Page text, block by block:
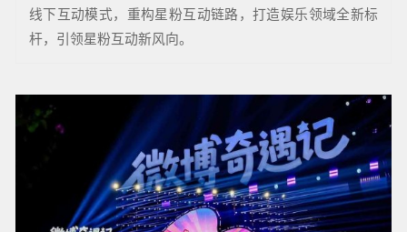
线下互动模式，重构星粉互动链路，打造娱乐领域全新标
杆，引领星粉互动新风向。